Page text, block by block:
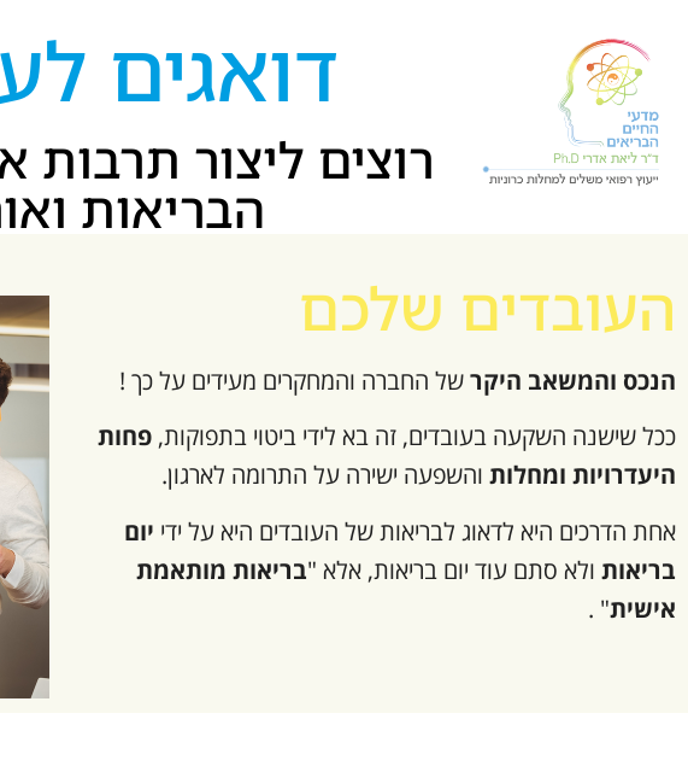
דואגים
רוצים ליצור
הבריאות
העובדים שלכם
הנכס והמשאב היקרשל החברה והמחקרים מעידים על כך !
ככל שישנה השקעה בעובדים, זה בא לידי ביטוי בתפוקות, פחות
היעדרויות ומחלות והשפעה ישירה על התרומה לארגון.
אחת הדרכים היא לדאוג לבריאות של העובדים היא על ידי יום
בריאות ולא סתם עוד יום בריאות, אלא "בריאות מותאמת
אישית" .